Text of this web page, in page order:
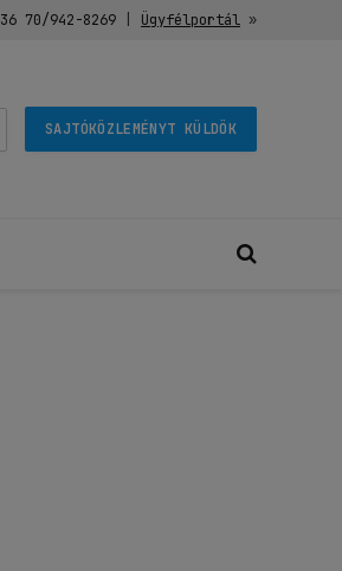
70/942-8269| Ügyfélportál»
SAJTÓKÖZLEMÉNYT KÜLDÖK